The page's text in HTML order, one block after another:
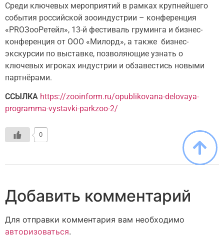
Среди ключевых мероприятий в рамках крупнейшего
события российской зооиндустрии – конференция
«PROЗооРетейл», 13-й фестиваль груминга и бизнес-
конференция от ООО «Милорд», а также бизнес-
экскурсии по выставке, позволяющие узнать о
ключевых игроках индустрии и обзавестись новыми
партнёрами.
ССЫЛКА https://zooinform.ru/opublikovana-delovaya-
programma-vystavki-parkzoo-2/
0
Добавить комментарий
Для отправки комментария вам необходимо
авторизоваться.